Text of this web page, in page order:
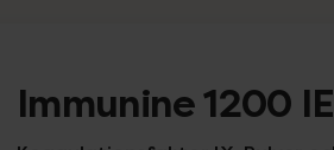
Immunine 1200 IE